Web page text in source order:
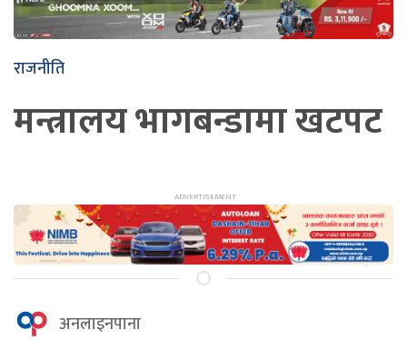
राजनीति
मन्त्रालय भागबन्डामा खटपट
अनलाइनपाना